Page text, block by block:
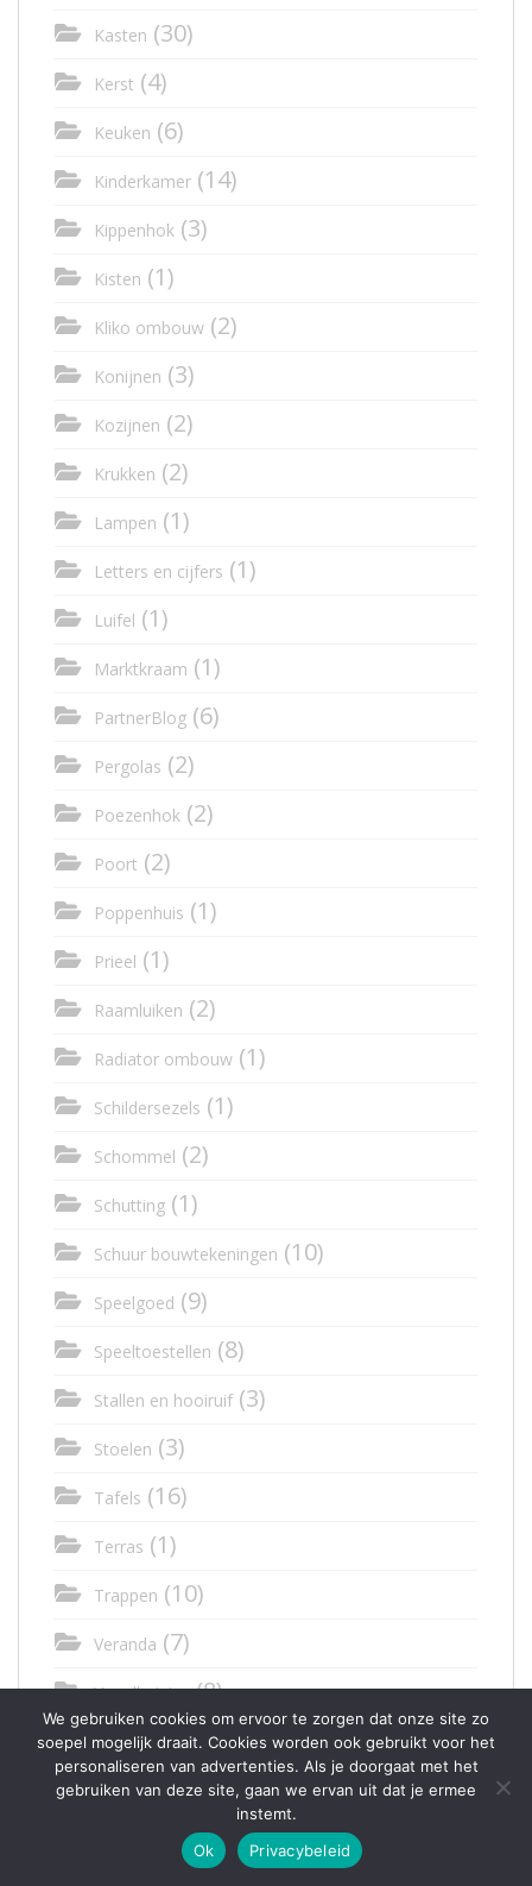
Kasten (30)
Kerst (4)
Keuken (6)
Kinderkamer (14)
Kippenhok (3)
Kisten (1)
Kliko ombouw (2)
Konijnen (3)
Kozijnen (2)
Krukken (2)
Lampen (1)
Letters en cijfers (1)
Luifel (1)
Marktkraam (1)
PartnerBlog (6)
Pergolas (2)
Poezenhok (2)
Poort (2)
Poppenhuis (1)
Prieel (1)
Raamluiken (2)
Radiator ombouw (1)
Schildersezels (1)
Schommel (2)
Schutting (1)
Schuur bouwtekeningen (10)
Speelgoed (9)
Speeltoestellen (8)
Stallen en hooiruif(3)
Stoelen (3)
Tafels (16)
Terras (1)
Trappen (10)
Veranda (7)
Vogelhuisjes(8)
Wand(3)
Wasmachine kast(1)
(8)
We gebruiken cookies om ervoor te zorgen dat onze site zo
soepel mogelijk draait. Cookies worden ook gebruikt voor het
personaliseren van advertenties. Als je doorgaat met het
gebruiken van deze site, gaan we ervan uit dat je ermee
instemt.
Ok
Privacybeleid